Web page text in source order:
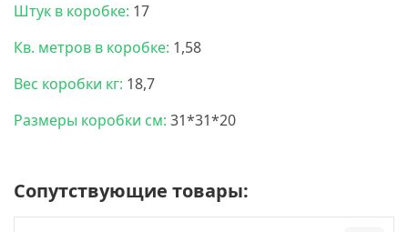
Штук в коробке: 17
Кв. метров в коробке: 1,58
Вес коробки кг: 18,7
Размеры коробки см: 31*31*20
Сопутствующие товары: